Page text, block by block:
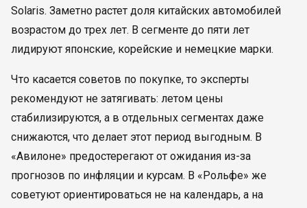
Solaris. Заметно растет доля китайских автомобилей
возрастом до трех лет. В сегменте до пяти лет
лидируют японские, корейские и немецкие марки.
Что касается советов по покупке, то эксперты
рекомендуют не затягивать: летом цены
стабилизируются, а в отдельных сегментах даже
снижаются, что делает этот период выгодным. В
«Авилоне» предостерегают от ожидания из-за
прогнозов по инфляции и курсам. В «Рольфе» же
советуют ориентироваться не на календарь, а на